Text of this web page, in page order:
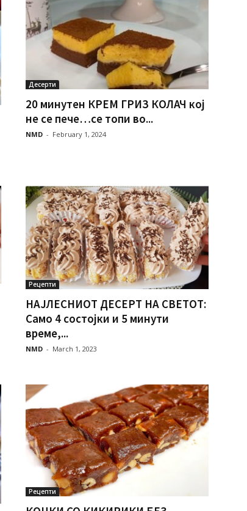
Десерти
20 минутен КРЕМ ГРИЗ КОЛАЧ кој
не се пече…се топи во...
NMD - February 1, 2024
Рецепти
НАЈЛЕСНИОТ ДЕСЕРТ НА СВЕТОТ:
Само 4 состојки и 5 минути
време,...
NMD - March 1, 2023
Рецепти